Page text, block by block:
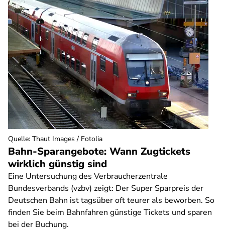
Bahn-Sparangebote: Wann Zugtickets
wirklich günstig sind
Eine Untersuchung des Verbraucherzentrale
Bundesverbands (vzbv) zeigt: Der Super Sparpreis der
Deutschen Bahn ist tagsüber oft teurer als beworben. So
finden Sie beim Bahnfahren günstige Tickets und sparen
bei der Buchung.
Quelle: Thaut Images / Fotolia